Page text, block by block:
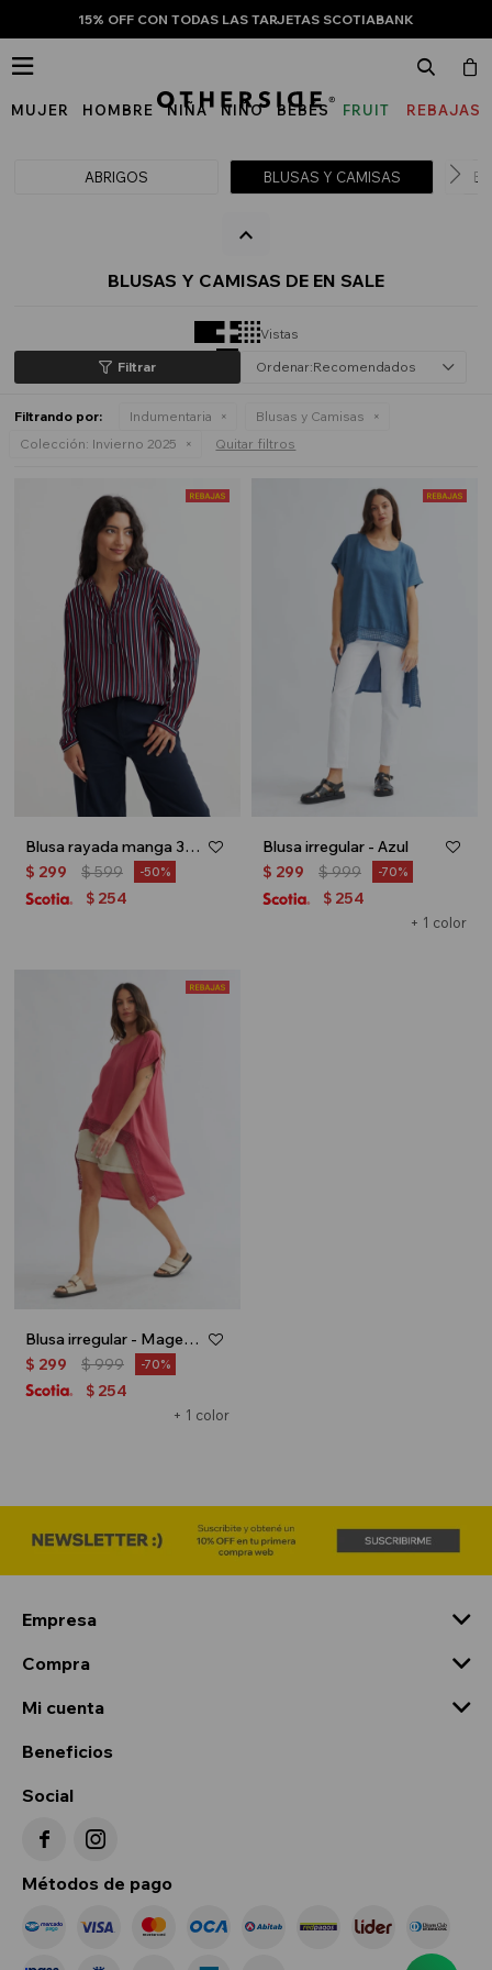
15% OFF CON TODAS LAS TARJETAS SCOTIABANK
MUJER HOMBRE NIÑA NIÑO BEBÉS
FRUIT
THE
REBAJAS

ABRIGOS BLUSAS Y CAMISAS
BLUSAS Y CAMISAS DE EN SALE
Vistas
Recomendados
Filtrando por: Indumentaria
Blusas y Camisas
Colección: Invierno 2025 Quitar filtros
Blusa rayada manga 3/4 - Azul marino
$ 299 $599 50
$ 254
Blusa irregular - Azul
+ 1 color
$ 299 $999 70
$ 254
Blusa irregular - Magenta
+ 1 color
$ 299 $999 70
$ 254
Empresa
Compra
Mi cuenta
Beneficios
Social
 
Métodos de pago